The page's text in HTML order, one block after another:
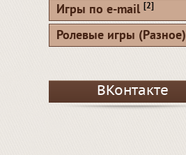
Игры по e-mail [2]
Ролевые игры (Разное)
ВКонтакте